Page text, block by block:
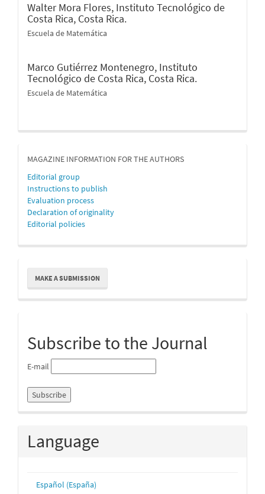
Walter Mora Flores, Instituto Tecnológico de
Costa Rica, Costa Rica.
Escuela de Matemática
Marco Gutiérrez Montenegro, Instituto
Tecnológico de Costa Rica, Costa Rica.
Escuela de Matemática
MAGAZINE INFORMATION FOR THE AUTHORS
Editorial group
Instructions to publish
Evaluation process
Declaration of originality
Editorial policies
Make
Submission
MAKE A SUBMISSION
Subscribe to the Journal
E-mail
Language
Español (España)